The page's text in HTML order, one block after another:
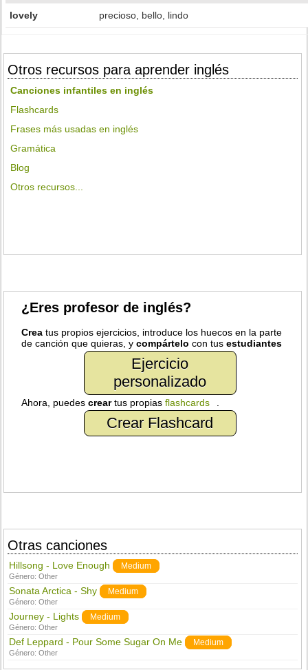
lovely precioso, bello, lindo
Otros recursos para aprender inglés
Canciones infantiles en inglés
Flashcards
Frases más usadas en inglés
Gramática
Blog
Otros recursos...
¿Eres profesor de inglés?
Crea tus propios ejercicios, introduce los huecos en la parte
de canción que quieras, ycompártelo con tusestudiantes
Ejercicio
personalizado
Ahora, puedescreartus propiasflashcards
Crear Flashcard
Otras canciones
Hillsong - Love Enough Medium
Género:Other
Sonata Arctica - Shy Medium
Género:Other
Journey - Lights Medium
Género:Other
Def Leppard - Pour Some Sugar On Me Medium
Género:Other